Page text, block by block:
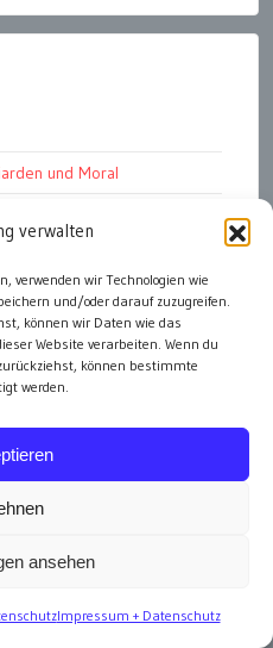
verwalten
verwenden wir Technologien wie
und/oder darauf zuzugreifen.
können wir Daten wie das
Website verarbeiten. Wenn du
können bestimmte
werden.
ansehen
Impressum + Datenschutz
und Moral
ist fällig!
Ferien